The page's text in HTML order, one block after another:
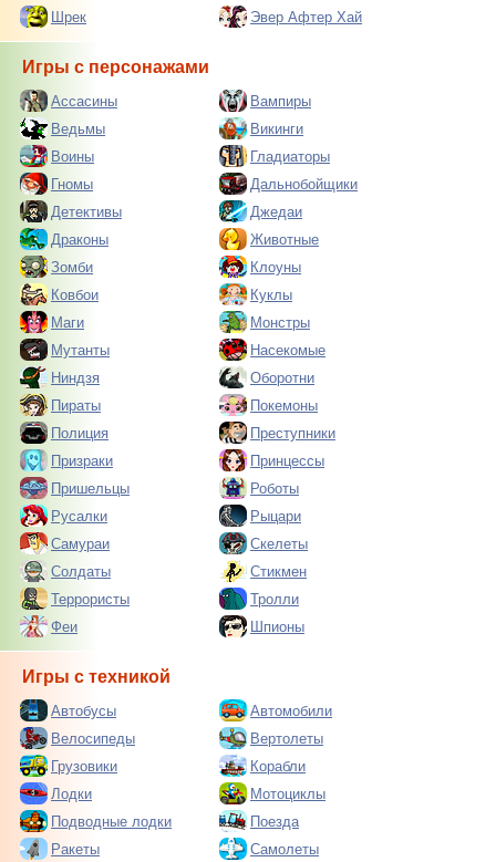
Шрек
Эвер Афтер Хай
Игры с персонажами
Ассасины
Вампиры
Ведьмы
Викинги
Воины
Гладиаторы
Гномы
Дальнобойщики
Детективы
Джедаи
Драконы
Животные
Зомби
Клоуны
Ковбои
Куклы
Маги
Монстры
Мутанты
Насекомые
Ниндзя
Оборотни
Пираты
Покемоны
Полиция
Преступники
Призраки
Принцессы
Пришельцы
Роботы
Русалки
Рыцари
Самураи
Скелеты
Солдаты
Стикмен
Террористы
Тролли
Феи
Шпионы
Игры с техникой
Автобусы
Автомобили
Велосипеды
Вертолеты
Грузовики
Корабли
Лодки
Мотоциклы
Подводные лодки
Поезда
Ракеты
Самолеты